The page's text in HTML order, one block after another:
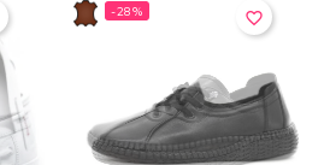
favorite_border
-28%